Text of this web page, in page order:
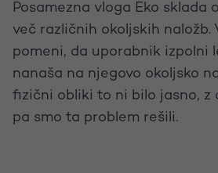
Posamezna vloga Eko sklada
več različnih okoljskih naložb.
pomeni, da uporabnik izpolni
nanaša na njegovo okoljsko
fizični obliki to ni bilo jasno, z
pa smo ta problem rešili.